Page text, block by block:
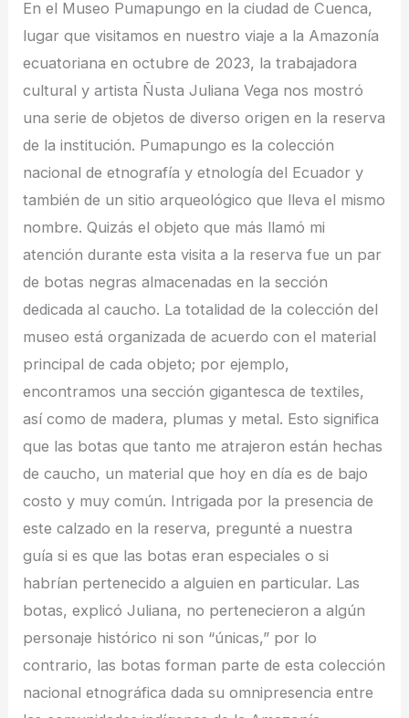
En el Museo Pumapungo en la ciudad de Cuenca,
lugar que visitamos en nuestro viaje a la Amazonía
ecuatoriana en octubre de 2023, la trabajadora
cultural y artista Ñusta Juliana Vega nos mostró
una serie de objetos de diverso origen en la reserva
de la institución. Pumapungo es la colección
nacional de etnografía y etnología del Ecuador y
también de un sitio arqueológico que lleva el mismo
nombre. Quizás el objeto que más llamó mi
atención durante esta visita a la reserva fue un par
de botas negras almacenadas en la sección
dedicada al caucho. La totalidad de la colección del
museo está organizada de acuerdo con el material
principal de cada objeto; por ejemplo,
encontramos una sección gigantesca de textiles,
así como de madera, plumas y metal. Esto significa
que las botas que tanto me atrajeron están hechas
de caucho, un material que hoy en día es de bajo
costo y muy común. Intrigada por la presencia de
este calzado en la reserva, pregunté a nuestra
guía si es que las botas eran especiales o si
habrían pertenecido a alguien en particular. Las
botas, explicó Juliana, no pertenecieron a algún
personaje histórico ni son “únicas,” por lo
contrario, las botas forman parte de esta colección
nacional etnográfica dada su omnipresencia entre